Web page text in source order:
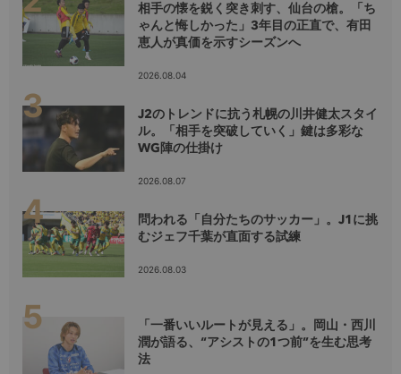
相手の懐を鋭く突き刺す、仙台の槍。「ち
ゃんと悔しかった」3年目の正直で、有田
恵人が真価を示すシーズンへ
2026.08.04
J2のトレンドに抗う札幌の川井健太スタイ
ル。「相手を突破していく」鍵は多彩な
WG陣の仕掛け
2026.08.07
問われる「自分たちのサッカー」。J1に挑
むジェフ千葉が直面する試練
2026.08.03
「一番いいルートが見える」。岡山・西川
潤が語る、“アシストの1つ前”を生む思考
法